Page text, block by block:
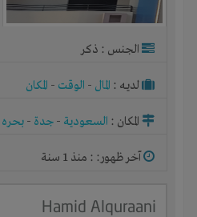
الجنس : ذكر
لديـه : المال - الوقت - المكان
المكان : السعودية - جدة - بحره
آخر ظهور: : منذ 1 سنة
Hamid Alquraani